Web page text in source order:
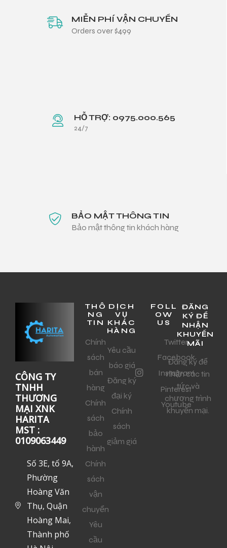
MIỄN PHÍ VẬN CHUYỂN
Orders over $499
HỖ TRỢ: 0975.000.565
24/7
BẢO MẬT THÔNG TIN
Bảo mật thông tin khách hàng
CÔNG TY
TNHH
THƯƠNG
MẠI XNK
HARITA
MST :
0109063449
Số 3E, tổ 9A,
Phường
Hoàng Văn
Thụ, Quận
Hoàng Mai,
Thành phố
THÔ
NG
TIN
Chính
sách
bán
hàng
Chính
sách
bảo
hành
Chính
sách
vận
chuyển
Yêu
cầu
DỊCH
VỤ
KHÁC
HÀNG
Yêu cầu
báo giá
Đăng ký
đại ký
Chính
sách
giảm giá
FOLL
OW
US
Twitter
Facebook
Instagram
Pinterest
Youtube
ĐĂNG
KÝ ĐỂ
NHẬN
KHUYẾN
MÃI
Đăng ký để
nhận các tin
tức và
chương trình
khuyến mại.